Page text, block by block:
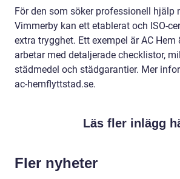
För den som söker professionell hjälp
Vimmerby kan ett etablerat och ISO-
extra trygghet. Ett exempel är AC Hem
arbetar med detaljerade checklistor,
städmedel och städgarantier. Mer
ac-hemflyttstad.se.
Läs fler inlägg
Fler nyheter